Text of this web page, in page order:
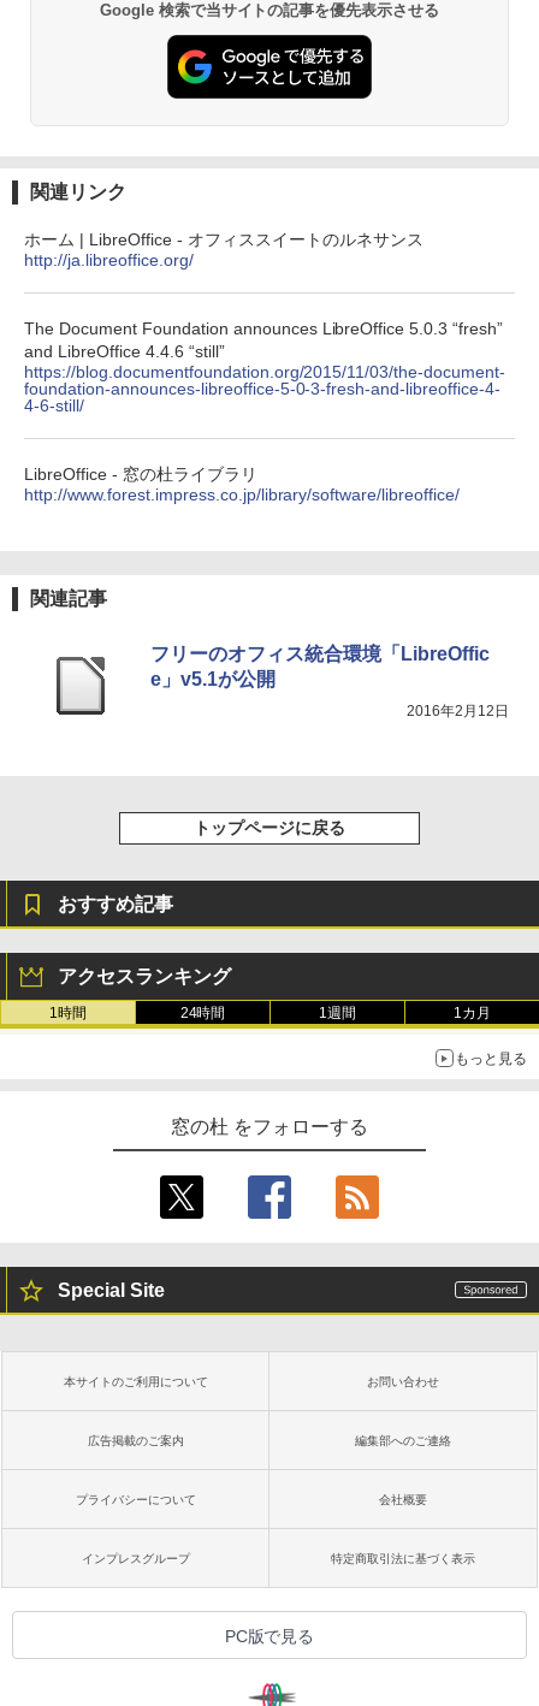
Kindle Paperwhite シグニチャーエディ
ション (32GB) 7インチディスプレイ、明
るさ自動調整、色調調節ライト、12週間
持続バッテリー、広告なし、メタリック
Amazon Kindle Colorsoft | 16GBストレ
ージ、防水、7インチカラーディスプレ
テリー、広告無し、ブラック (2025年発
￥31,980
レージ、ノート機能搭載、明るさ自動調
整、色調調節ライト、プレミアムペン付
Google 検索で当サイトの記事を優先表示させる
関連リンク
ホーム | LibreOffice - オフィススイートのルネサンス
http://ja.libreoffice.org/
The Document Foundation announces LibreOffice 5.0.3 “fresh”
and LibreOffice 4.4.6 “still”
https://blog.documentfoundation.org/2015/11/03/the-document-
foundation-announces-libreoffice-5-0-3-fresh-and-libreoffice-4-
4-6-still/
LibreOffice - 窓の杜ライブラリ
http://www.forest.impress.co.jp/library/software/libreoffice/
関連記事
フリーのオフィス統合環境「LibreOffic
e」v5.1が公開
2016年2月12日
トップページに戻る
おすすめ記事
アクセスランキング
1時間 24時間 1週間 1カ月
もっと見る
窓の杜 をフォローする
Special Site
本サイトのご利用について お問い合わせ
広告掲載のご案内 編集部へのご連絡
プライバシーについて 会社概要
インプレスグループ 特定商取引法に基づく表示
PC版で見る